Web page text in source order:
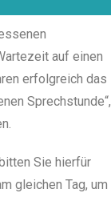
auf einen
erfolgreich das
Sprechstunde“,
Sie hierfür
gleichen Tag, um